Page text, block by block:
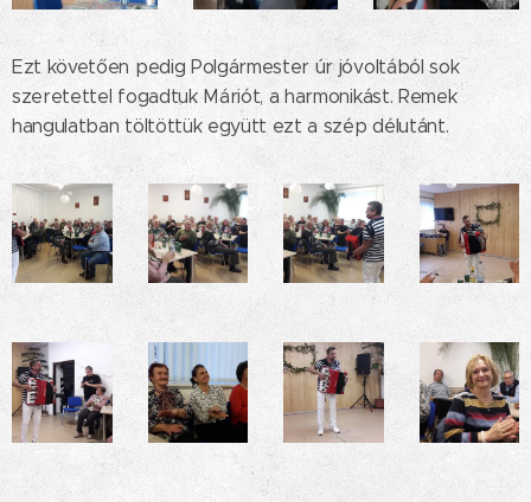
Ezt követően pedig Polgármester úr jóvoltából sok
szeretettel fogadtuk Máriót, a harmonikást. Remek
hangulatban töltöttük együtt ezt a szép délutánt.